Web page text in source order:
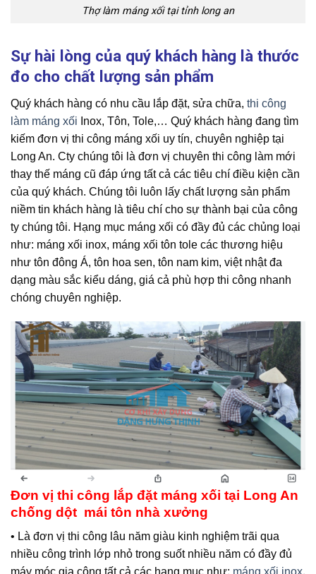
Thợ làm máng xối tại tỉnh long an
Sự hài lòng của quý khách hàng là thước
đo cho chất lượng sản phẩm
Quý khách hàng có nhu cầu lắp đặt, sửa chữa, thi công
làm máng xối Inox, Tôn, Tole,… Quý khách hàng đang tìm
kiếm đơn vị thi công máng xối uy tín, chuyên nghiệp tại
Long An. Cty chúng tôi là đơn vị chuyên thi công làm mới
thay thế máng cũ đáp ứng tất cả các tiêu chí điều kiện cần
của quý khách. Chúng tôi luôn lấy chất lượng sản phẩm
niềm tin khách hàng là tiêu chí cho sự thành bại của công
ty chúng tôi. Hạng mục máng xối có đầy đủ các chủng loại
như: máng xối inox, máng xối tôn tole các thương hiệu
như tôn đông Á, tôn hoa sen, tôn nam kim, việt nhật đa
dạng màu sắc kiểu dáng, giá cả phù hợp thi công nhanh
chóng chuyên nghiệp.
Đơn vị thi công lắp đặt máng xối tại Long An
chống dột mái tôn nhà xưởng
• Là đơn vị thi công lâu năm giàu kinh nghiệm trãi qua
nhiều công trình lớp nhỏ trong suốt nhiều năm có đầy đủ